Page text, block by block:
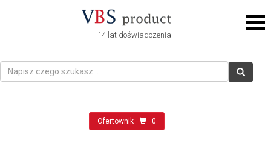
14 lat doświadczenia
Ofertownik 0